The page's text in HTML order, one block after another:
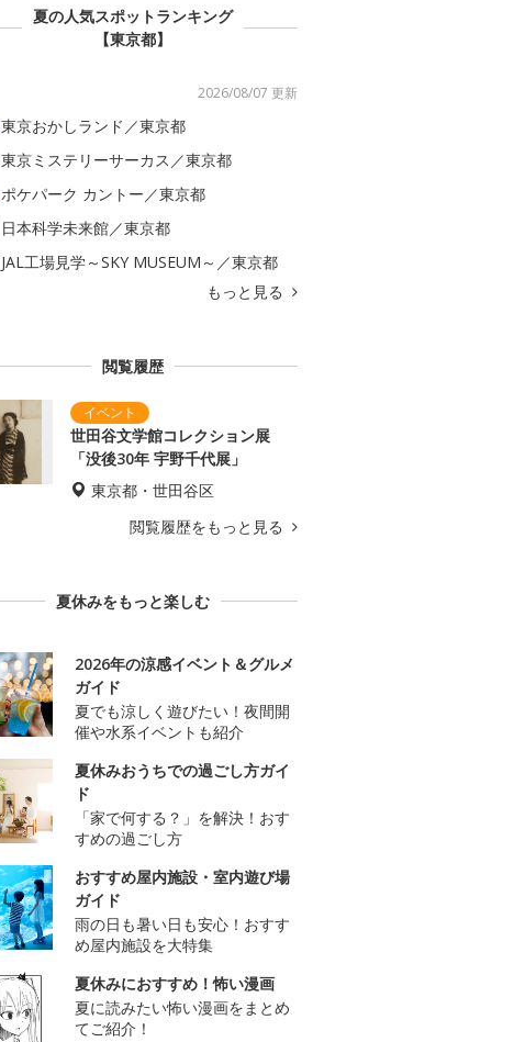
夏の人気スポットランキング
【東京都】
2026/08/07 更新
東京おかしランド／東京都
東京ミステリーサーカス／東京都
ポケパーク カントー／東京都
日本科学未来館／東京都
JAL工場見学～SKY MUSEUM～／東京都
もっと見る
閲覧履歴
世田谷文学館コレクション展
「没後30年 宇野千代展」
東京都・世田谷区
閲覧履歴をもっと見る
夏休みをもっと楽しむ
2026年の涼感イベント＆グルメ
ガイド
夏でも涼しく遊びたい！夜間開
催や水系イベントも紹介
夏休みおうちでの過ごし方ガイ
ド
「家で何する？」を解決！おす
すめの過ごし方
おすすめ屋内施設・室内遊び場
ガイド
雨の日も暑い日も安心！おすす
め屋内施設を大特集
夏休みにおすすめ！怖い漫画
夏に読みたい怖い漫画をまとめ
てご紹介！